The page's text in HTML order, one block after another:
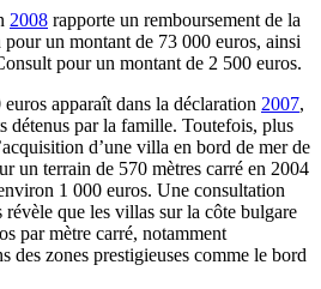
2008 rapporte un remboursement de la
un montant de 73 000 euros, ainsi
pour un montant de 2 500 euros.
apparaît dans la déclaration 2007,
détenus par la famille. Toutefois, plus
d’une villa en bord de mer de
un terrain de 570 mètres carré en 2004
1 000 euros. Une consultation
révèle que les villas sur la côte bulgare
par mètre carré, notamment
des zones prestigieuses comme le bord